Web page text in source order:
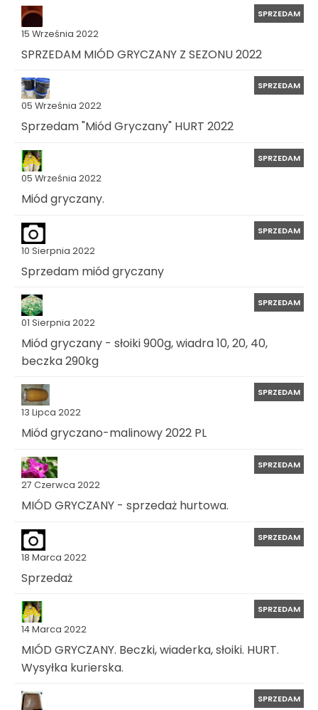
15 Września 2022
SPRZEDAM
SPRZEDAM MIÓD GRYCZANY Z SEZONU 2022
05 Września 2022
SPRZEDAM
Sprzedam "Miód Gryczany" HURT 2022
05 Września 2022
SPRZEDAM
Miód gryczany.
10 Sierpnia 2022
SPRZEDAM
Sprzedam miód gryczany
01 Sierpnia 2022
SPRZEDAM
Miód gryczany - słoiki 900g, wiadra 10, 20, 40,
beczka 290kg
13 Lipca 2022
SPRZEDAM
Miód gryczano-malinowy 2022 PL
27 Czerwca 2022
SPRZEDAM
MIÓD GRYCZANY - sprzedaż hurtowa.
18 Marca 2022
SPRZEDAM
Sprzedaż
14 Marca 2022
SPRZEDAM
MIÓD GRYCZANY. Beczki, wiaderka, słoiki. HURT.
Wysyłka kurierska.
SPRZEDAM